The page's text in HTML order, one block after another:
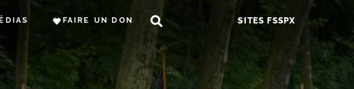
FAIRE UN DON SITES FSSPX